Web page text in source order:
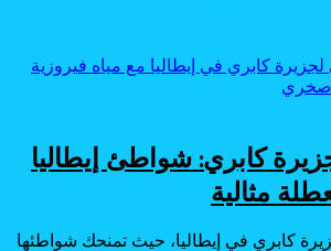
كابري: شواطئ إيطاليا
مثالية
كابري في إيطاليا، حيث تمنحك شواطئها